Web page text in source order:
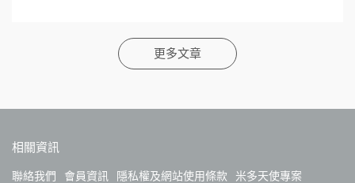
更多文章
相關資訊
聯絡我們 會員資訊 隱私權及網站使用條款 米多天使專案